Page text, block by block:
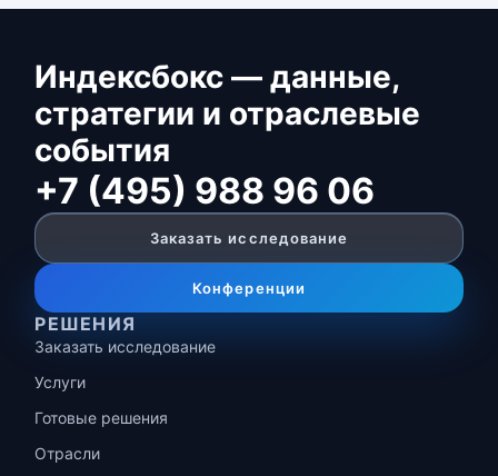
Индексбокс — данные,
стратегии и отраслевые
события
+7 (495) 988 96 06
Заказать исследование
Конференции
РЕШЕНИЯ
Заказать исследование
Услуги
Готовые решения
Отрасли